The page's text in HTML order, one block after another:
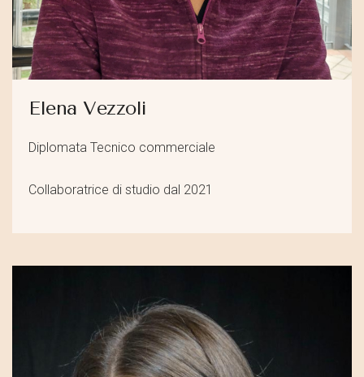
Elena Vezzoli
Diplomata Tecnico commerciale
Collaboratrice di studio dal 2021